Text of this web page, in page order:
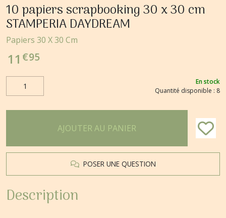
10 papiers scrapbooking 30 x 30 cm
STAMPERIA DAYDREAM
Papiers 30 X 30 Cm
11 €95
En stock
Quantité disponible : 8
AJOUTER AU PANIER
POSER UNE QUESTION
Description